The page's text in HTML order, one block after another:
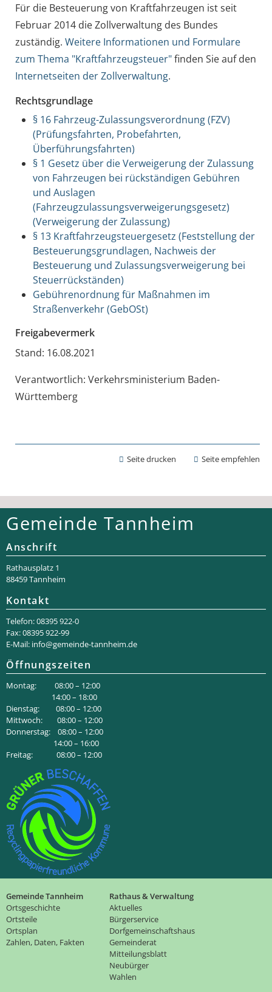
Für die Besteuerung von Kraftfahrzeugen ist seit
Februar 2014 die Zollverwaltung des Bundes
zuständig. Weitere Informationen und Formulare
zum Thema "Kraftfahrzeugsteuer"finden Sie auf den
Internetseiten der Zollverwaltung.
Rechtsgrundlage
§ 16 Fahrzeug-Zulassungsverordnung (FZV)
(Prüfungsfahrten, Probefahrten,
Überführungsfahrten)
§ 1 Gesetz über die Verweigerung der Zulassung
von Fahrzeugen bei rückständigen Gebühren
und Auslagen
(Fahrzeugzulassungsverweigerungsgesetz)
(Verweigerung der Zulassung)
§ 13 Kraftfahrzeugsteuergesetz (Feststellung der
Besteuerungsgrundlagen, Nachweis der
Besteuerung und Zulassungsverweigerung bei
Steuerrückständen)
Gebührenordnung für Maßnahmen im
Straßenverkehr (GebOSt)
Freigabevermerk
Stand: 16.08.2021
Verantwortlich: Verkehrsministerium Baden-
Württemberg
Seite drucken Seite empfehlen
Gemeinde Tannheim
Anschrift
Rathaus­platz 1
88459 Tannheim
Kontakt
Telefon: 08395 922-0
Fax: 08395 922-99
E-Mail: info@gemeinde-tannheim.de
Öffnungszeiten
Montag: 08:00 – 12:00
14:00 – 18:00
Dienstag: 08:00 – 12:00
Mittwoch: 08:00 – 12:00
Donnerstag: 08:00 – 12:00
14:00 – 16:00
Freitag: 08:00 – 12:00
Gemeinde Tannheim
Ortsgeschichte
Ortsteile
Ortsplan
Zahlen, Daten, Fakten
Rathaus & Verwaltung
Aktuelles
Bürgerservice
Dorfgemeinschaftshaus
Gemeinderat
Mitteilungsblatt
Neubürger
Wahlen